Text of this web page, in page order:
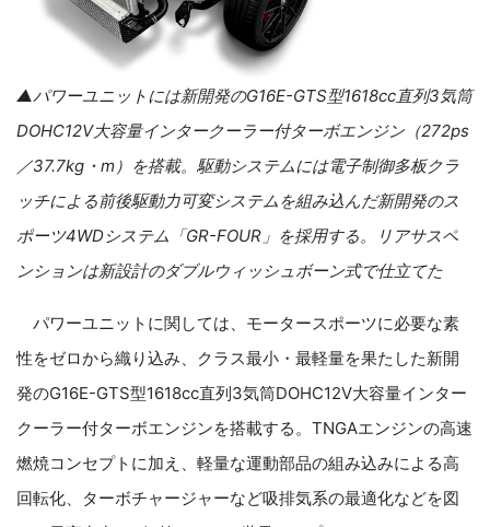
▲パワーユニットには新開発のG16E-GTS型1618cc直列3気筒
DOHC12V大容量インタークーラー付ターボエンジン（272ps
／37.7kg ・ m ）を搭載。駆動システムには電子制御多板クラ
ッチによる前後駆動力可変システムを組み込んだ新開発のス
ポーツ4WDシステム「GR-FOUR 」を採用する。リアサスペ
ンションは新設計のダブルウィッシュボーン式で仕立てた
パワーユニットに関しては、モータースポーツに必要な素
性をゼロから織り込み、クラス最小・最軽量を果たした新開
発のG16E-GTS型1618cc直列3気筒DOHC12V大容量インター
クーラー付ターボエンジンを搭載する。 TNGAエンジンの高速
燃焼コンセプトに加え、軽量な運動部品の組み込みによる高
回転化、ターボチャージャーなど吸排気系の最適化などを図